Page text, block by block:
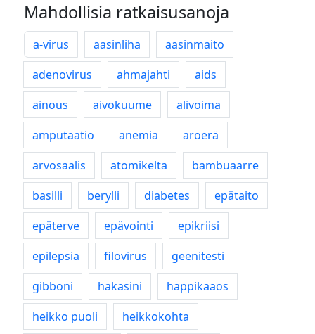
Mahdollisia ratkaisusanoja
a-virus aasinliha
aasinmaito
adenovirus
ahmajahti
aids
ainous
aivokuume
alivoima
amputaatio
anemia
aroerä
arvosaalis
atomikelta
bambuaarre
basilli
berylli diabetes
epätaito
epäterve
epävointi
epikriisi
epilepsia
filovirus
geenitesti
gibboni
hakasini
happikaaos
heikko puoli
heikkokohta